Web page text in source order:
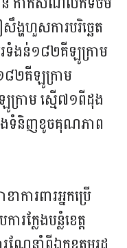
ហហួសការបរិច្ឆេត
ទំងន់១៨២គីឡូក្រាម
១៨២គីឡូក្រាម
រាម ស្មើ៧១ពីដុង
និងទំនិញខូចគុណភាព
ការពារអ្នកប្រើ
រក្លែងបន្លំខេត្ត
ណែនាំពីឯកឧត្តមរដ្ឋ